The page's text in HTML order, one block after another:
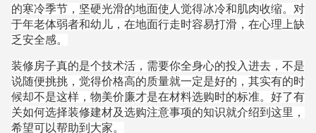
的寒冷季节，坚硬光滑的地面使人觉得冰冷和肌肉收缩。对
于年老体弱者和幼儿，在地面行走时容易打滑，在心理上缺
乏安全感。
装修房子真的是个技术活，需要你全身心的投入进去，不是
说随便挑挑，觉得价格高的质量就一定是好的，其实有的时
候却不是这样，物美价廉才是在材料选购时的标准。好了有
关如何选择装修建材及选购注意事项的知识就介绍到这里，
希望可以帮助到大家。